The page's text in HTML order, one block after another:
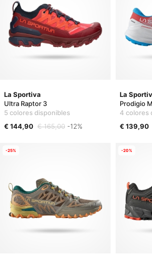
La Sportiva
Ultra Raptor 3
5 colores disponibles
€ 144,90 € 165,00 -12%
La
Prodigio
4 colores
€ 139,90
-25% -20%